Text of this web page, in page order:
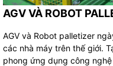
AGV VÀ ROBOT
AGV và Robot palletizer
các nhà máy trên thế giới.
phong ứng dụng công